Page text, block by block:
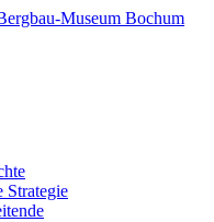
Strategie